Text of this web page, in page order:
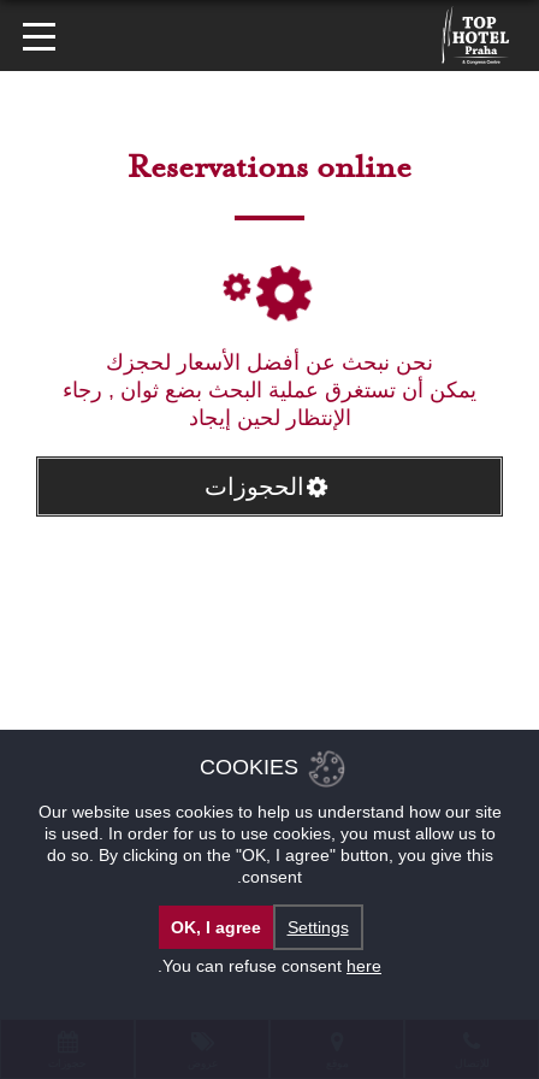
Reservations online
نحن نبحث عن أفضل الأسعار لحجزك
يمكن أن تستغرق عملية البحث بضع ثوان , رجاء
الإنتظار لحين إيجاد
الحجوزات
COOKIES
Our website uses cookies to help us understand how our site
is used. In order for us to use cookies, you must allow us to
do so. By clicking on the "OK, I agree" button, you give this
consent.
Settings
OK, I agree
You can refuse consent here
.